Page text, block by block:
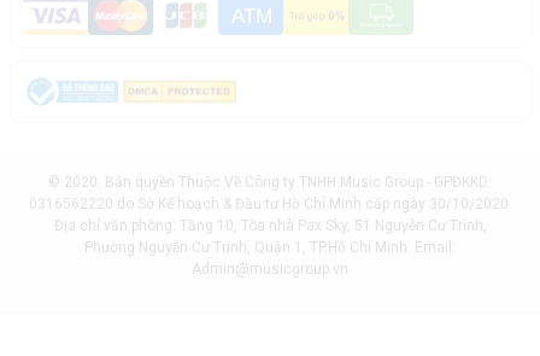
© 2020. Bản quyền Thuộc Về Công ty TNHH Music Group - GPĐKKD:
0316562220 do Sở Kế hoạch & Đầu tư Hồ Chí Minh cấp ngày 30/10/2020.
Địa chỉ văn phòng: Tầng 10, Tòa nhà Pax Sky, 51 Nguyễn Cư Trinh,
Phường Nguyễn Cư Trinh, Quận 1, TP.Hồ Chí Minh. Email:
Admin@musicgroup.vn